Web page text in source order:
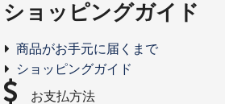
ショッピングガイド
商品がお手元に届くまで
ショッピングガイド
お支払方法